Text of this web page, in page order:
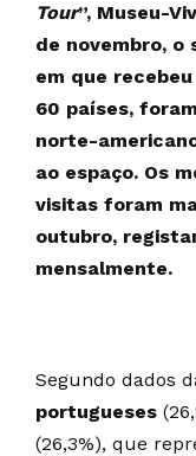
Tour”, Museu-
de novembro, o
em que
60 países,
norte-
ao espaço. Os
visitas foram
outubro,
mensalmente.
Segundo dados
portugueses
(26,3%), que